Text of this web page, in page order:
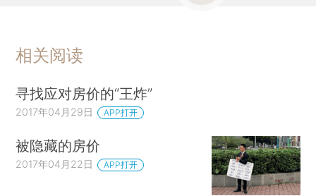
相关阅读
寻找应对房价的“王炸”
2017年04月29日 APP打开
被隐藏的房价
2017年04月22日 APP打开